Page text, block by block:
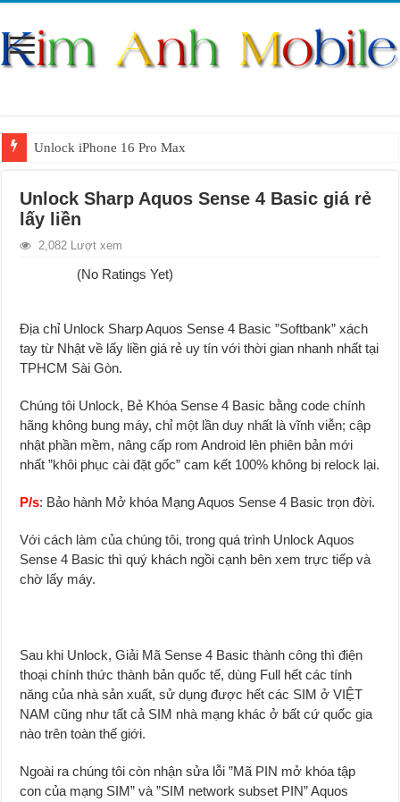
Unlock iPhone 16 Pro Max
Unlock Samsung Galaxy S26 Ultra
Unlock Samsung Galaxy Z Fold 7 giá rẻ
Unlock Sharp Aquos Sense 4 Basic giá rẻ
lấy liền
2,082 Lượt xem
(No Ratings Yet)
Địa chỉ Unlock Sharp Aquos Sense 4 Basic ”Softbank” xách
tay từ Nhật về lấy liền giá rẻ uy tín với thời gian nhanh nhất tại
TPHCM Sài Gòn.
Chúng tôi Unlock, Bẻ Khóa Sense 4 Basic bằng code chính
hãng không bung máy, chỉ một lần duy nhất là vĩnh viễn; cập
nhật phần mềm, nâng cấp rom Android lên phiên bản mới
nhất ”khôi phục cài đặt gốc” cam kết 100% không bị relock lại.
P/s: Bảo hành Mở khóa Mạng Aquos Sense 4 Basic trọn đời.
Với cách làm của chúng tôi, trong quá trình Unlock Aquos
Sense 4 Basic thì quý khách ngồi cạnh bên xem trực tiếp và
chờ lấy máy.
Sau khi Unlock, Giải Mã Sense 4 Basic thành công thì điện
thoại chính thức thành bản quốc tế, dùng Full hết các tính
năng của nhà sản xuất, sử dụng được hết các SIM ở VIỆT
NAM cũng như tất cả SIM nhà mạng khác ở bất cứ quốc gia
nào trên toàn thế giới.
Ngoài ra chúng tôi còn nhận sửa lỗi ”Mã PIN mở khóa tập
con của mạng SIM” và ”SIM network subset PIN” Aquos